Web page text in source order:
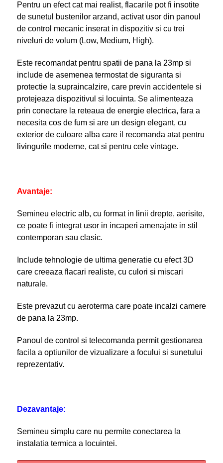
Pentru un efect cat mai realist, flacarile pot fi insotite
de sunetul bustenilor arzand, activat usor din panoul
de control mecanic inserat in dispozitiv si cu trei
niveluri de volum (Low, Medium, High).
Este recomandat pentru spatii de pana la 23mp si
include de asemenea termostat de siguranta si
protectie la supraincalzire, care previn accidentele si
protejeaza dispozitivul si locuinta. Se alimenteaza
prin conectare la reteaua de energie electrica, fara a
necesita cos de fum si are un design elegant, cu
exterior de culoare alba care il recomanda atat pentru
livingurile moderne, cat si pentru cele vintage.
Avantaje:
Semineu electric alb, cu format in linii drepte, aerisite,
ce poate fi integrat usor in incaperi amenajate in stil
contemporan sau clasic.
Include tehnologie de ultima generatie cu efect 3D
care creeaza flacari realiste, cu culori si miscari
naturale.
Este prevazut cu aeroterma care poate incalzi camere
de pana la 23mp.
Panoul de control si telecomanda permit gestionarea
facila a optiunilor de vizualizare a focului si sunetului
reprezentativ.
Dezavantaje:
Semineu simplu care nu permite conectarea la
instalatia termica a locuintei.